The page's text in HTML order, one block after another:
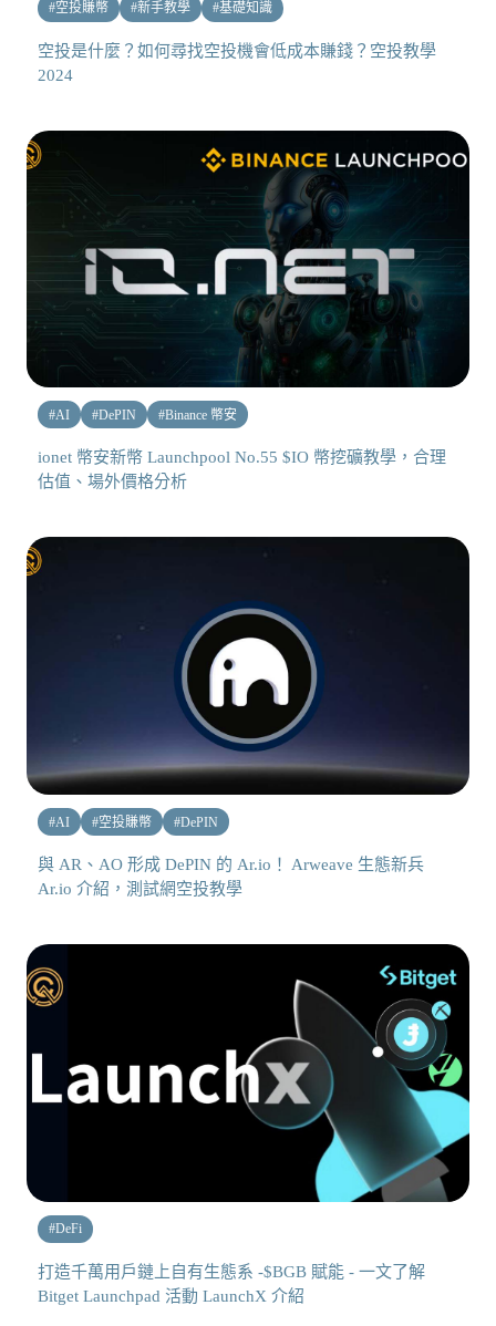
#空投賺幣 #新手教學 #基礎知識
空投是什麼？如何尋找空投機會低成本賺錢？空投教學
2024
#AI #DePIN #Binance 幣安
ionet 幣安新幣 Launchpool No.55 $IO 幣挖礦教學，合理
估值、場外價格分析
#AI #空投賺幣 #DePIN
與 AR、AO 形成 DePIN 的 Ar.io！ Arweave 生態新兵
Ar.io 介紹，測試網空投教學
#DeFi
打造千萬用戶鏈上自有生態系 -$BGB 賦能 - 一文了解
Bitget Launchpad 活動 LaunchX 介紹